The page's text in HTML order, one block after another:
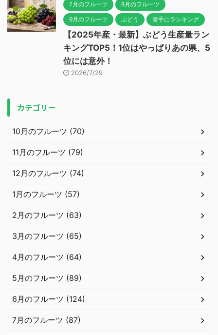
7月のフルーツ 8月のフルーツ
9月のフルーツ ぶどう 勝手にランキング
【2025年産・最新】ぶどう生産量ラン
キングTOP5！1位はやっぱりあの県、5
位には意外！
2026/7/29
カテゴリー
10月のフルーツ (70)
11月のフルーツ (79)
12月のフルーツ (74)
1月のフルーツ (57)
2月のフルーツ (63)
3月のフルーツ (65)
4月のフルーツ (64)
5月のフルーツ (89)
6月のフルーツ (124)
7月のフルーツ (87)